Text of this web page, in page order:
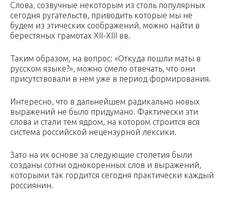
Слова, созвучные некоторым из столь популярных
сегодня ругательств, приводить которые мы не
будем из этических соображений, можно найти в
берестяных грамотах XII-XIII вв.
Таким образом, на вопрос: «Откуда пошли маты в
русском языке?», можно смело отвечать, что они
присутствовали в нем уже в период формирования.
Интересно, что в дальнейшем радикально новых
выражений не было придумано. Фактически эти
слова и стали тем ядром, на котором строится вся
система российской нецензурной лексики.
Зато на их основе за следующие столетия были
созданы сотни однокоренных слов и выражений,
которыми так гордится сегодня практически каждый
россиянин.